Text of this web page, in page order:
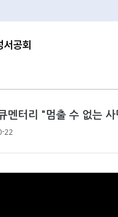
서공회
멘터리 "멈출 수 없는 사
보
22